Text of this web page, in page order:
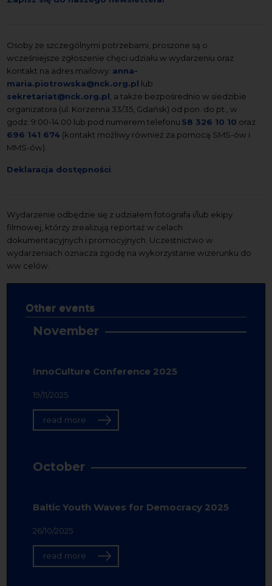
Osoby ze szczególnymi potrzebami, proszone są o
wcześniejsze zgłoszenie chęci udziału w wydarzeniu oraz
kontakt na adres mailowy: anna-
maria.piotrowska@nck.org.pl lub
sekretariat@nck.org.pl , a także bezpośrednio w siedzibie
organizatora (ul. Korzenna 33/35, Gdańsk) od pon. do pt., w
godz. 9:00-14:00 lub pod numerem telefonu58 326 10 10 oraz
696 141 674 (kontakt możliwy również za pomocą SMS-ów i
MMS-ów).
Deklaracja dostępności
Wydarzenie odbędzie się z udziałem fotografa i/lub ekipy
filmowej, którzy zrealizują reportaż w celach
dokumentacyjnych i promocyjnych. Uczestnictwo w
wydarzeniach oznacza zgodę na wykorzystanie wizerunku do
ww celów.
Other events
November
InnoCulture Conference 2025
19/11/2025
read more
October
Baltic Youth Waves for Democracy 2025
26/10/2025
read more